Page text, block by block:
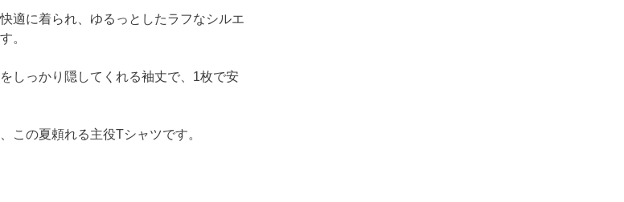
適に着られ、ゆるっとしたラフなシルエ
。
しっかり隠してくれる袖丈で、1枚で安
この夏頼れる主役Tシャツです。